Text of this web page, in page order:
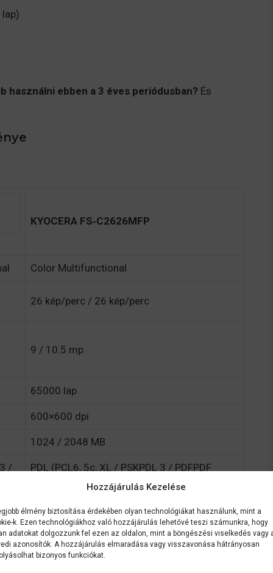
Hozzájárulás Kezelése
élmény biztosítása érdekében olyan technológiákat használunk, mint a
k. Ezen technológiákhoz való hozzájárulás lehetővé teszi számunkra, hogy
adatokat dolgozzunk fel ezen az oldalon, mint a böngészési viselkedés vagy
azonosítók. A hozzájárulás elmaradása vagy visszavonása hátrányosan
bizonyos funkciókat.
használni ebben a 3 éves periódusban? És
KYOCERA FS‑C2626MFP
Color Multifunctional
26 kép/perc / 26 kép/perc
9 / 10.5 mp
65000 lap
600×600 dpi
1024 / 2048 MB
/
PDL (PCL6, 5c, XL / PSKPDL 3 / PDFPDF
Direct print / XPS Direct print)
1300 lap
Standard